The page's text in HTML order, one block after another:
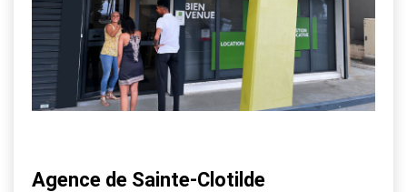
Agence de Sainte-Clotilde